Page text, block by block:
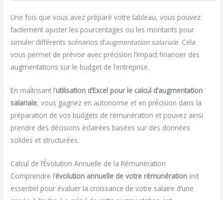
Une fois que vous avez préparé votre tableau, vous pouvez
facilement ajuster les pourcentages ou les montants pour
simuler différents scénarios d’augmentation salariale. Cela
vous permet de prévoir avec précision l’impact financier des
augmentations sur le budget de l’entreprise.
En maîtrisant l’utilisation d’Excel pour le calcul d’augmentation
salariale, vous gagnez en autonomie et en précision dans la
préparation de vos budgets de rémunération et pouvez ainsi
prendre des décisions éclairées basées sur des données
solides et structurées.
Calcul de l’Évolution Annuelle de la Rémunération
Comprendre l’évolution annuelle de votre rémunération est
essentiel pour évaluer la croissance de votre salaire d’une